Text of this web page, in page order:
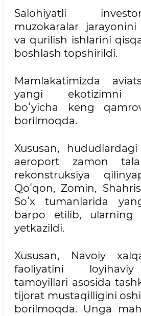
Salohiyatli
muzokaralar jarayonini
va qurilish ishlarini
boshlash topshirildi.
Mamlakatimizda
yangi ekotizimni
boʻyicha keng
borilmoqda.
Xususan,
aeroport zamon
rekonstruksiya
Qoʻqon, Zomin,
Soʻx tumanlarida
barpo etilib, ularning
yetkazildi.
Xususan, Navoiy
faoliyatini
tamoyillari asosida
tijorat mustaqilligini
borilmoqda. Unga